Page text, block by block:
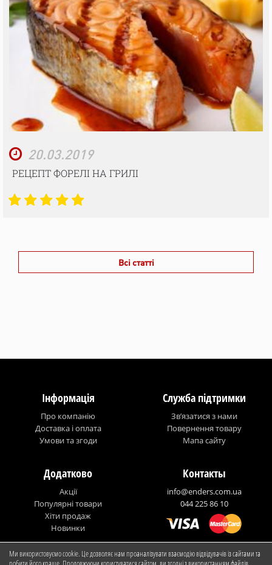
20.03.2019
РЕЦЕПТ ФОРЕЛІ НА ГРИЛІ
Всі статті
Інформація
Про компанію
Доставка і оплата
Умови та згоди
Служба підтримки
Зв’язатися з нами
Повернення товару
Мапа сайту
Додатково
Акції
Популярні товари
Хіти продаж
Новинки
Контакты
info@enders.com.ua
044 225 86 10
© Enders Ukraine
Ми використовуємо cookie. Це дозволяє нам проаналізувати взаємодію відвідувачів із сайтами та